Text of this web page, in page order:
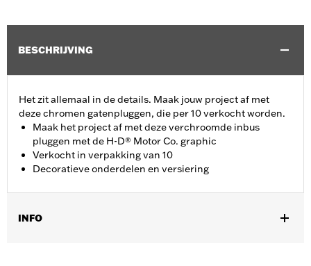
BESCHRIJVING
Het zit allemaal in de details. Maak jouw project af met
deze chromen gatenpluggen, die per 10 verkocht worden.
Maak het project af met deze verchroomde inbus
pluggen met de H-D® Motor Co. graphic
Verkocht in verpakking van 10
Decoratieve onderdelen en versiering
INFO